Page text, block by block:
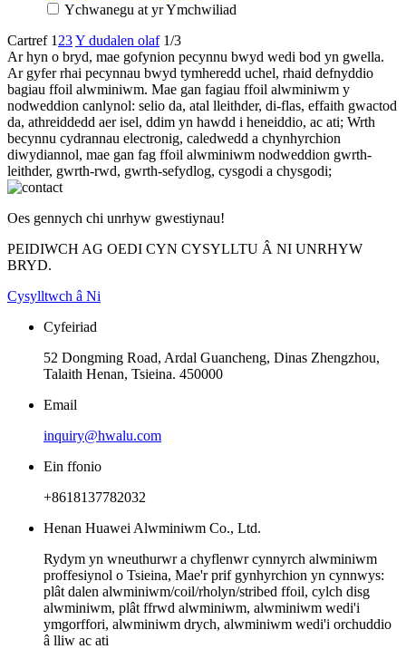
Ychwanegu at yr Ymchwiliad
Cartref 1 23Y dudalen olaf 1/3
Ar hyn o bryd, mae gofynion pecynnu bwyd wedi bod yn gwella.
Ar gyfer rhai pecynnau bwyd tymheredd uchel, rhaid defnyddio
bagiau ffoil alwminiwm. Mae gan fagiau ffoil alwminiwm y
nodweddion canlynol: selio da, atal lleithder, di-flas, effaith gwactod
da, athreiddedd aer isel, ddim yn hawdd i heneiddio, ac ati; Wrth
becynnu cydrannau electronig, caledwedd a chynhyrchion
diwydiannol, mae gan fag ffoil alwminiwm nodweddion gwrth-
leithder, gwrth-rwd, gwrth-sefydlog, cysgodi a chysgodi;
Oes gennych chi unrhyw gwestiynau!
PEIDIWCH AG OEDI CYN CYSYLLTU Â NI UNRHYW
BRYD.
Cysylltwch â Ni
Cyfeiriad
52 Dongming Road, Ardal Guancheng, Dinas Zhengzhou,
Talaith Henan, Tsieina. 450000
Email
inquiry@hwalu.com
Ein ffonio
+8618137782032
Henan Huawei Alwminiwm Co., Ltd.
Rydym yn wneuthurwr a chyflenwr cynnyrch alwminiwm
proffesiynol o Tsieina, Mae'r prif gynhyrchion yn cynnwys:
plât dalen alwminiwm/coil/rholyn/stribed ffoil, cylch disg
alwminiwm, plât ffrwd alwminiwm, alwminiwm wedi'i
ymgorffori, alwminiwm drych, alwminiwm wedi'i orchuddio
â lliw ac ati